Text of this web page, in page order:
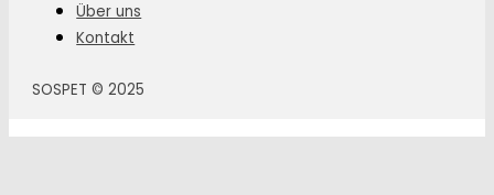
Über uns
Kontakt
SOSPET © 2025